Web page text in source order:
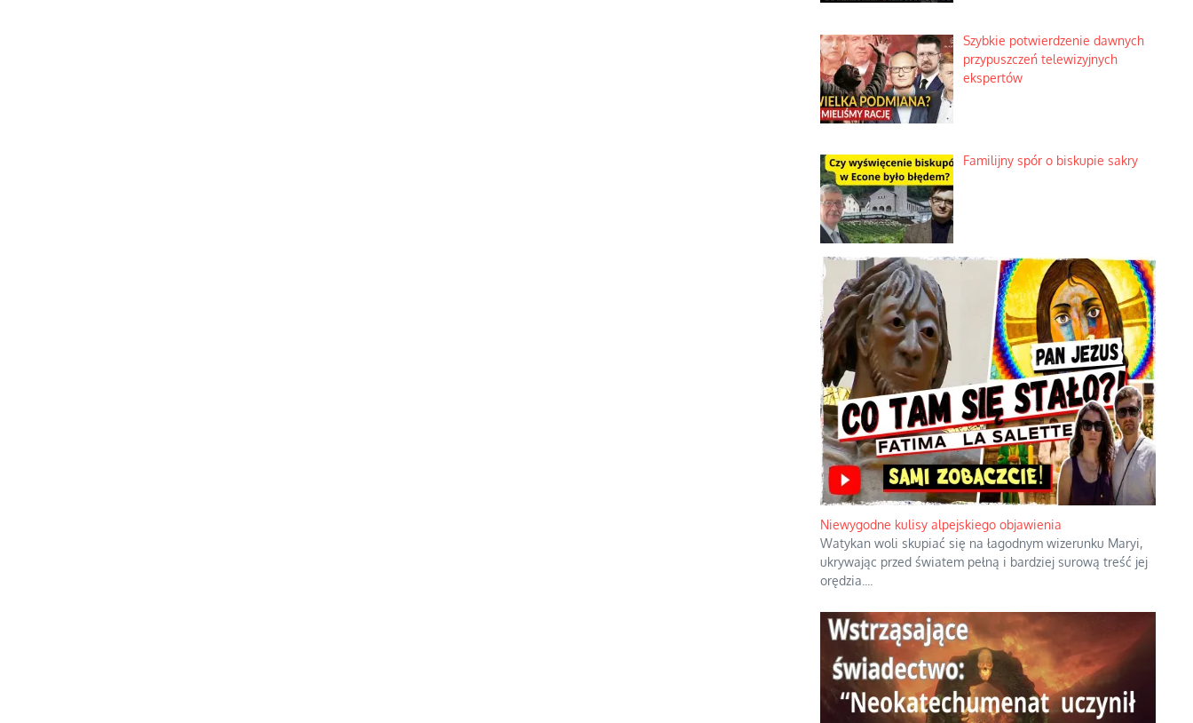
Szybkie potwierdzenie dawnych
przypuszczeń telewizyjnych
ekspertów
Familijny spór o biskupie sakry
Niewygodne kulisy alpejskiego objawienia
Watykan woli skupiać się na łagodnym wizerunku Maryi,
ukrywając przed światem pełną i bardziej surową treść jej
orędzia.